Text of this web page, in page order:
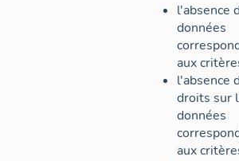
l'absence
données
aux
l'absence
droits sur
données
aux